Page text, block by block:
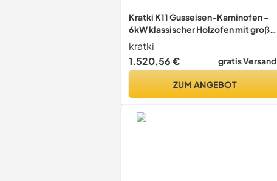
Kratki K11 Gusseisen-Kaminofen –
6 kW klassischer Holzofen mit großer
Sichtscheibe – BImSchV Stufe 2,
Bauart 1, Ø150 mm Rauchrohr,
freistehend & effizient für kleine
kratki
1.520,56 €
gratis Versand
ZUM ANGEBOT